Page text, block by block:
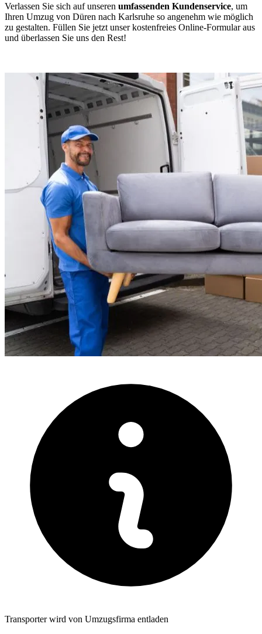
Verlassen Sie sich auf unseren umfassenden Kundenservice, um
Ihren Umzug von Düren nach Karlsruhe so angenehm wie möglich
zu gestalten. Füllen Sie jetzt unser kostenfreies Online-Formular aus
und überlassen Sie uns den Rest!
Transporter wird von Umzugsfirma entladen